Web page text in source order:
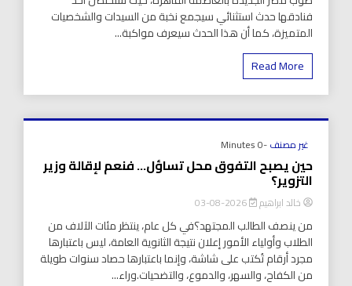
فنادقها حدث استثنائي سيجمع نخبة من السيدات والشخصيات
المتميزة، كما أن هذا الحدث سيعرف مواكبة...
Read More
غير مصنف-0 Minutes
حين يصبح التفوق محل تساؤل… فنعم لإقالة وزير
التزوير؟
خالد ابراهيم 2026-08-03
من ينصف الطالب المجتهد؟في كل عام، ينتظر مئات الآلاف من
الطلاب وأولياء الأمور إعلان نتيجة الثانوية العامة، ليس باعتبارها
مجرد أرقام تُكتب على شاشة، وإنما باعتبارها حصاد سنوات طويلة
من الكفاح، والسهر، والدموع، والتضحيات.وراء...